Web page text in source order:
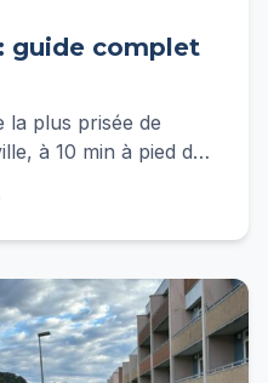
guide complet
la plus prisée de
à 10 min à pied du
budget.